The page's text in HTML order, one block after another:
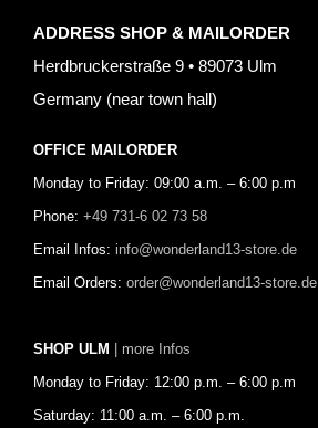
ADDRESS SHOP & MAILORDER
Herdbruckerstraße 9 • 89073 Ulm
Germany (near town hall)
OFFICE MAILORDER
Monday to Friday: 09:00 a.m. – 6:00 p.m
Phone: +49 731-6 02 73 58
Email Infos: info@wonderland13-store.de
Email Orders: order@wonderland13-store.de
SHOP ULM | more Infos
Monday to Friday: 12:00 p.m. – 6:00 p.m
Saturday: 11:00 a.m. – 6:00 p.m.